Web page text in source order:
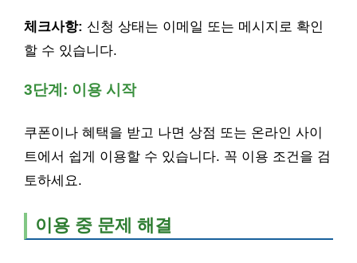
체크사항: 신청 상태는 이메일 또는 메시지로 확인
할 수 있습니다.
3단계: 이용 시작
쿠폰이나 혜택을 받고 나면 상점 또는 온라인 사이
트에서 쉽게 이용할 수 있습니다. 꼭 이용 조건을 검
토하세요.
이용 중 문제 해결